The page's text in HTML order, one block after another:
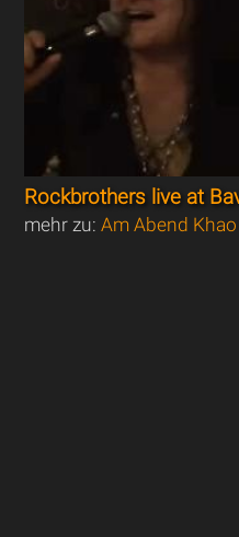
Rockbrothers live at
mehr zu:Am Abend